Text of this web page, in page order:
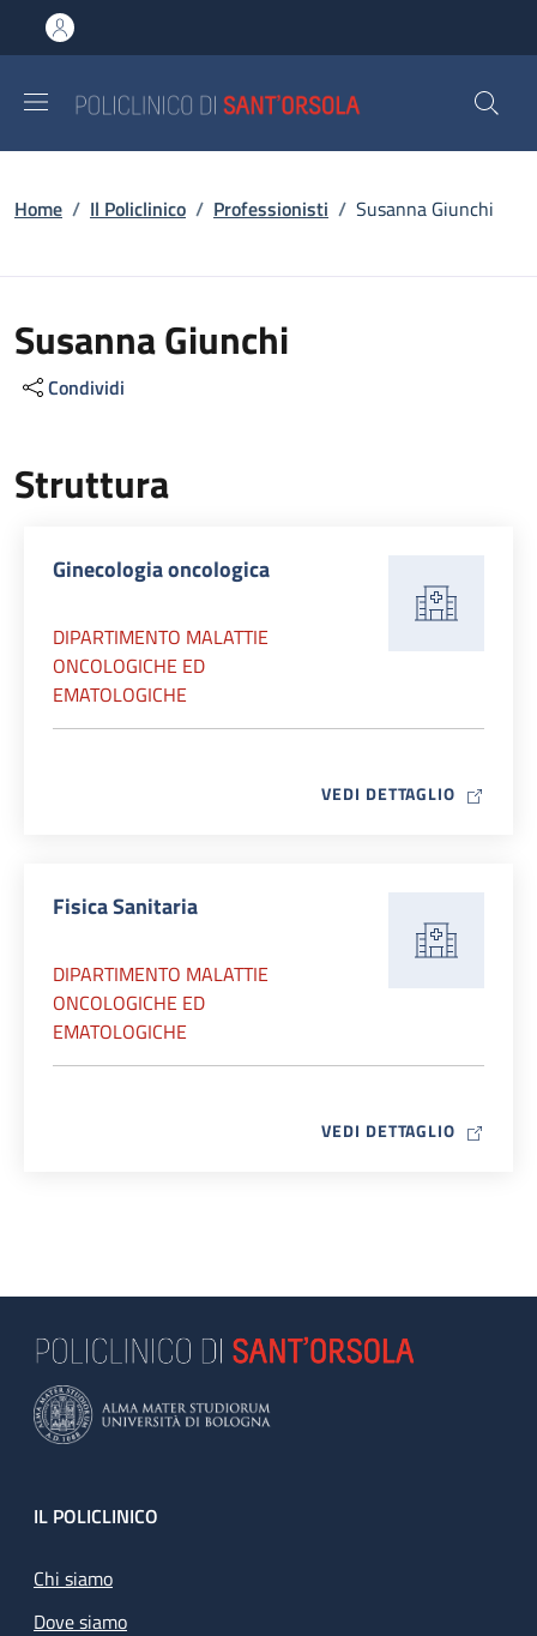
al contenuto principale
to footer content
Briciole di pane
Home / Il Policlinico / Professionisti / Susanna Giunchi
Susanna Giunchi
Condividi
Struttura
Ginecologia oncologica
DIPARTIMENTO MALATTIE
ONCOLOGICHE ED
EMATOLOGICHE
VEDI DETTAGLIO MAP ICON
Fisica Sanitaria
DIPARTIMENTO MALATTIE
ONCOLOGICHE ED
EMATOLOGICHE
VEDI DETTAGLIO MAP ICON
Footer
IL POLICLINICO
Chi siamo
Dove siamo